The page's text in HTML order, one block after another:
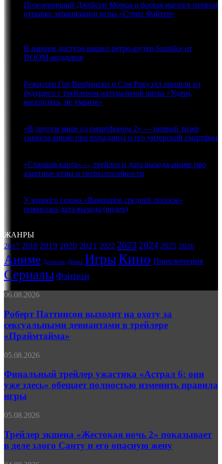
Позеленевший Джейсон Момоа и боевая магия в первом
отрывке экранизации игры «Стрит Файтер»
В раннем доступе вышел ретро-шутер Supplice от
DOOM-моддеров
Режиссёр Гор Вербински и Сэм Рокуэлл пришли из
будущего с трейлером натуральной шизы «Удачи,
веселитесь, не умрите»
«В другом мире со смартфоном 2» — первый тизер
сиквела аниме про попаданца и его читерский смартфон
«Старшая карта» — трейлер и дата выхода аниме про
азартные игры и сверхспособности
У второго сезона «Вампиров средней полосы»
появилась дата выхода (видео)
ЖАНРЫ
2017 2018 2019 2020 2021 2022 2023 2024 2025 2026
Аниме Детектив Драма ИгрыКино Приключения
СериалыФэнтези
Роберт
выходит
на
охоту
за
девиантами
трейлере
«Праймтайма»
06.08.2026
Роберт Паттинсон выходит на охоту за
сексуальными девиантами в трейлере
«Праймтайма»
Финальный
ужастика
6:
они
здесь»
полностью
изменить
правила
игры
05.08.2026
Финальный трейлер ужастика «Астрал 6: они
уже здесь» обещает полностью изменить правила
игры
Трейлер
«Жестокая
ночь 2»
показывает
05.08.2026
Трейлер экшена «Жестокая ночь 2» показывает
в деле злого Санту и его опасную жену